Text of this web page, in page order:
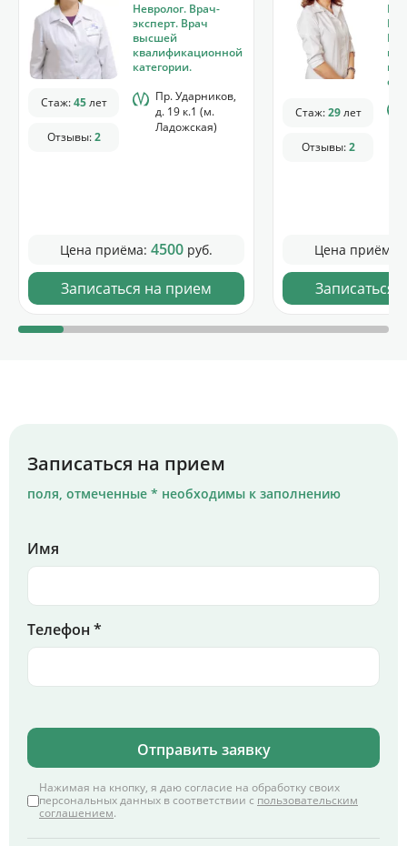
Невролог. Врач-
эксперт. Врач
высшей
квалификационной
категории.
Стаж:45лет
Отзывы:2
Пр. Ударников,
д. 19 к.1 (м.
Ладожская)
Цена приёма: 4500 руб.
Записаться на прием
Стаж:29лет
Отзывы:2
Цена приёма:
Записаться
Записаться на прием
поля, отмеченные * необходимы к заполнению
Имя
Телефон *
Отправить заявку
Нажимая на кнопку, я даю согласие на обработку своих
персональных данных в соответствии с пользовательским
соглашением.